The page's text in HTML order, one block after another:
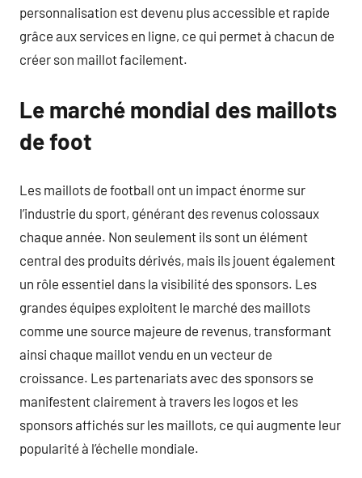
personnalisation est devenu plus accessible et rapide
grâce aux services en ligne, ce qui permet à chacun de
créer son maillot facilement.
Le marché mondial des maillots
de foot
Les maillots de football ont un impact énorme sur
l’industrie du sport, générant des revenus colossaux
chaque année. Non seulement ils sont un élément
central des produits dérivés, mais ils jouent également
un rôle essentiel dans la visibilité des sponsors. Les
grandes équipes exploitent le marché des maillots
comme une source majeure de revenus, transformant
ainsi chaque maillot vendu en un vecteur de
croissance. Les partenariats avec des sponsors se
manifestent clairement à travers les logos et les
sponsors affichés sur les maillots, ce qui augmente leur
popularité à l’échelle mondiale.